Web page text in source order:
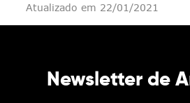
Atualizado em 22/01/2021
Newsletter de